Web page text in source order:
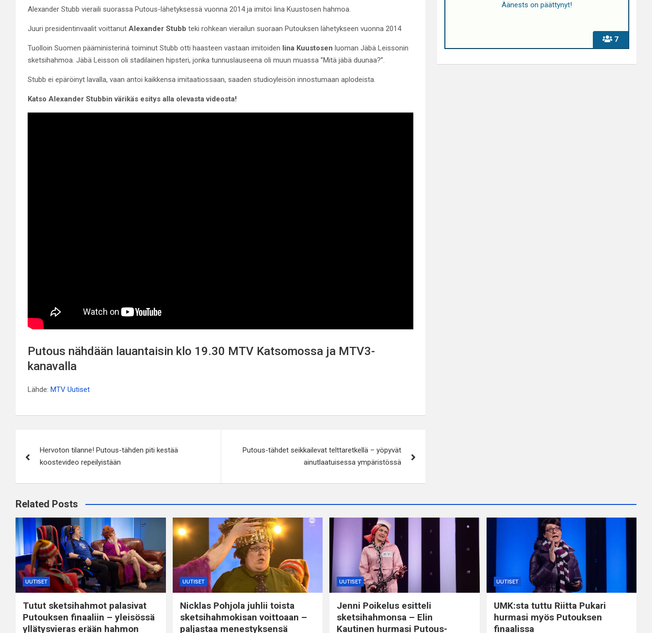
Alexander Stubb vieraili suorassa Putous-lähetyksessä vuonna 2014 ja imitoi Iina Kuustosen hahmoa.
Juuri presidentinvaalit voittanut Alexander Stubb teki rohkean vierailun suoraan Putouksen lähetykseen vuonna 2014
Tuolloin Suomen pääministerinä toiminut Stubb otti haasteen vastaan imitoiden Iina Kuustosen luoman Jäbä Leissonin
sketsihahmoa. Jäbä Leisson oli stadilainen hipsteri, jonka tunnuslauseena oli muun muassa ”Mitä jäbä duunaa?”.
Stubb ei epäröinyt lavalla, vaan antoi kaikkensa imitaatiossaan, saaden studioyleisön innostumaan aplodeista.
Katso Alexander Stubbin värikäs esitys alla olevasta videosta!
Putous nähdään lauantaisin klo 19.30 MTV Katsomossa ja MTV3-
kanavalla
Lähde: MTV Uutiset
selaus
Hervoton tilanne! Putous-tähden piti kestää
koostevideo repeilyistään
Putous-tähdet seikkailevat telttaretkellä – yöpyvät
ainutlaatuisessa ympäristössä
7
Äänests on päättynyt!
Related Posts
UUTISET
Tutut sketsihahmot palasivat
Putouksen finaaliin – yleisössä
yllätysvieras erään hahmon
UUTISET
Nicklas Pohjola juhlii toista
sketsihahmokisan voittoaan –
paljastaa menestyksensä
UUTISET
Jenni Poikelus esitteli
sketsihahmonsa – Elin
Kautinen hurmasi Putous-
UUTISET
UMK:sta tuttu Riitta Pukari
hurmasi myös Putouksen
finaalissa